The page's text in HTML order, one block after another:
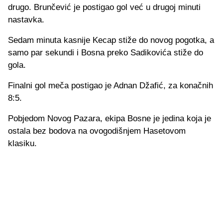
drugo. Brunčević je postigao gol već u drugoj minuti
nastavka.
Sedam minuta kasnije Kecap stiže do novog pogotka, a
samo par sekundi i Bosna preko Sadikovića stiže do
gola.
Finalni gol meča postigao je Adnan Džafić, za konačnih
8:5.
Pobjedom Novog Pazara, ekipa Bosne je jedina koja je
ostala bez bodova na ovogodišnjem Hasetovom
klasiku.